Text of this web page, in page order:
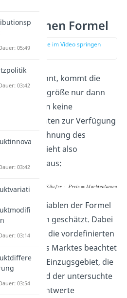
Formel
zur Stelle im Video springen
(01:23)
bereits erwähnt, kommt die
der Marktgröße nur dann
Einsatz, wenn keine
Daten zur Verfügung
Die Berechnung des
sieht also
aus:
Variablen der Formel
wiederum geschätzt. Dabei
natürlich die vordefinierten
des Marktes beachtet
also das Einzugsgebiet, die
und der untersuchte
Um Richtwerte
05:49
03:42
03:42
03:14
03:54